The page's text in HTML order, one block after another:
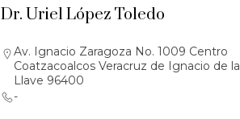
Dr. Uriel López Toledo
Av. Ignacio Zaragoza No. 1009 Centro
Coatzacoalcos Veracruz de Ignacio de la
Llave 96400
-